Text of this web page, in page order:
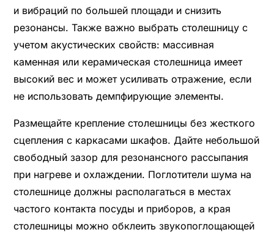
и вибраций по большей площади и снизить
резонансы. Также важно выбрать столешницу с
учетом акустических свойств: массивная
каменная или керамическая столешница имеет
высокий вес и может усиливать отражение, если
не использовать демпфирующие элементы.
Размещайте крепление столешницы без жесткого
сцепления с каркасами шкафов. Дайте небольшой
свободный зазор для резонансного рассыпания
при нагреве и охлаждении. Поглотители шума на
столешнице должны располагаться в местах
частого контакта посуды и приборов, а края
столешницы можно обклеить звукопоглощающей